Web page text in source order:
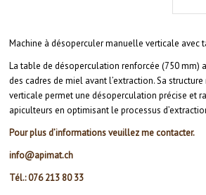
Machine à désoperculer manuelle verticale
La table de désoperculation renforcée (750 mm)
des cadres de miel avant l’extraction. Sa
verticale permet une désoperculation précise et
apiculteurs en optimisant le processus
Pour plus d’informations veuillez me contacter.
info@apimat.ch
Tél.: 076 213 80 33